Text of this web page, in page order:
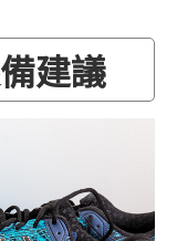
建議